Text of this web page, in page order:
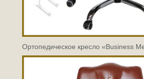
Ортопедическое кресло «Business